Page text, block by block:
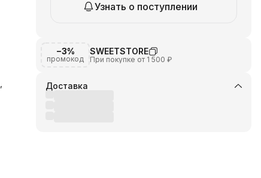
Узнать о поступлении
−3%
промокод
SWEETSTORE
При покупке от 1 500 ₽
Доставка